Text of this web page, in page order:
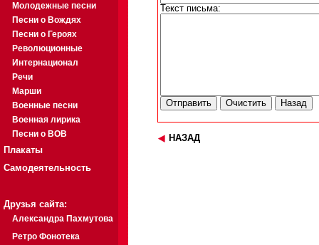
Молодежные песни
Песни о Вождях
Песни о Героях
Революционные
Интернационал
Речи
Марши
Военные песни
Военная лирика
Песни о ВОВ
Плакаты
Самодеятельность
Друзья сайта:
Александра Пахмутова
Ретро Фонотека
Текст письма:
НАЗАД